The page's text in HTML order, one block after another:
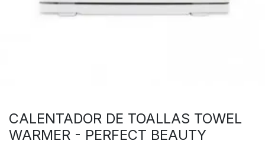
CALENTADOR DE TOALLAS TOWEL
WARMER - PERFECT BEAUTY